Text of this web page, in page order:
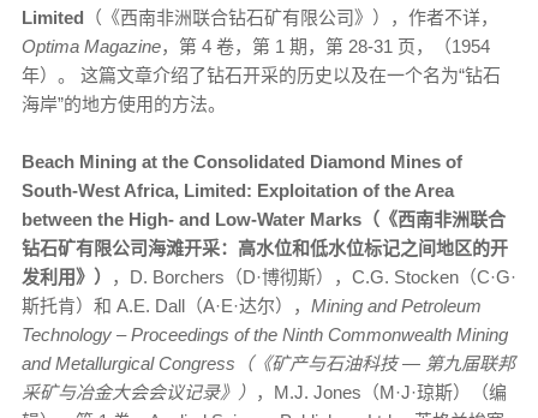
Limited （《西南非洲联合钻石矿有限公司》），作者不详，
Optima Magazine，第 4 卷，第 1 期，第 28-31 页，（1954
年）。 这篇文章介绍了钻石开采的历史以及在一个名为“钻石
海岸”的地方使用的方法。
Beach Mining at the Consolidated Diamond Mines of
South-West Africa, Limited: Exploitation of the Area
between the High- and Low-Water Marks（《西南非洲联合
钻石矿有限公司海滩开采：高水位和低水位标记之间地区的开
发利用》）
，D. Borchers（D·博彻斯），C.G. Stocken（C·G·
斯托肯）和 A.E. Dall（A·E·达尔）， Mining and Petroleum
Technology – Proceedings of the Ninth Commonwealth Mining
and Metallurgical Congress（《矿产与石油科技 — 第九届联邦
采矿与冶金大会会议记录》） ，M.J. Jones（M·J·琼斯）（编